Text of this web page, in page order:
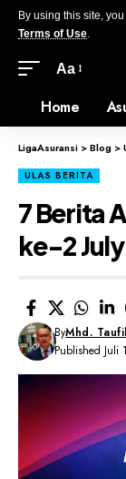
By using this site,
Terms of Use.
Aa
Home
LigaAsuransi >Blog >
ULAS BERITA
7 Berita
ke-2
ByMhd.
Published Juli